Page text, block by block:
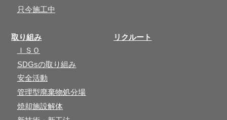
只今施工中
取り組み
ＩＳＯ
SDGsの取り組み
安全活動
管理型廃棄物処分場
焼却施設解体
リクルート